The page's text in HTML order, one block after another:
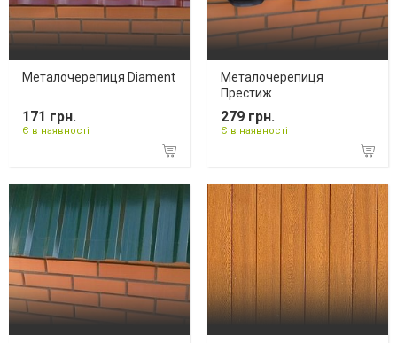
Металочерепиця Diament
171 грн.
Є в наявності
Металочерепиця
Престиж
279 грн.
Є в наявності